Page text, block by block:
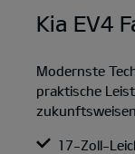
Kia EV4
Modernste
praktische
17-Zoll-